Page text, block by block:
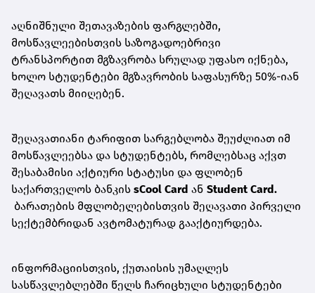
აღნიშნული შეთავაზების ფარგლებში,
მოსწავლეებისთვის საზოგადოებრივი
ტრანსპორტით მგზავრობა სრულად უფასო იქნება,
ხოლო სტუდენტები მგზავრობის საფასურზე 50%-იან
შეღავათს მიიღებენ.
შეღავათიანი ტარიფით სარგებლობა შეუძლიათ იმ
მოსწავლეებსა და სტუდენტებს, რომლებსაც აქვთ
შესაბამისი აქტიური სტატუსი და ფლობენ
საქართველოს ბანკის sCool Card ან Student Card.
ბარათების მფლობელებისთვის შეღავათი პირველი
სექტემბრიდან ავტომატურად გააქტიურდება.
ინფორმაციისთვის, ქუთაისის უმაღლეს
სასწავლებლებში წელს ჩარიცხული სტუდენტები